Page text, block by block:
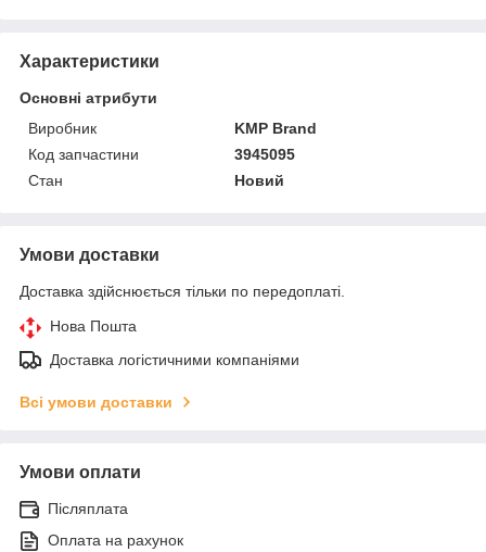
Характеристики
Основні атрибути
Виробник
KMP Brand
Код запчастини
3945095
Стан
Новий
Умови доставки
Доставка здійснюється тільки по передоплаті.
Нова Пошта
Доставка логістичними компаніями
Всі умови доставки
Умови оплати
Післяплата
Оплата на рахунок